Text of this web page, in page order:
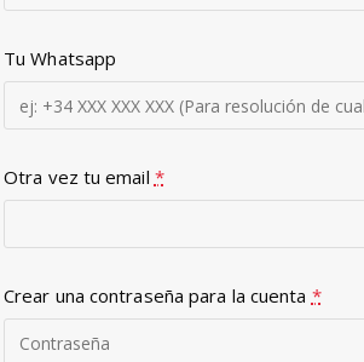
Tu Whatsapp
Otra vez tu email *
Crear una contraseña para la cuenta *